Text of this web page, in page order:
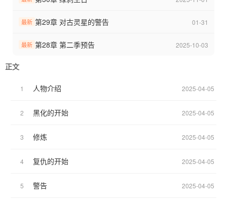
最新 第29章 对古灵星的警告 01-31
最新 第28章 第二季预告 2025-10-03
正文
1 人物介绍 2025-04-05
2 黑化的开始 2025-04-05
3 修炼 2025-04-05
4 复仇的开始 2025-04-05
5 警告 2025-04-05